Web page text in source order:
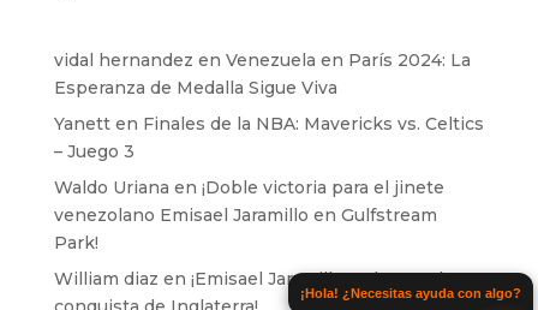
vidal hernandez en Venezuela en París 2024: La
Esperanza de Medalla Sigue Viva
Yanetten Finales de la NBA: Mavericks vs. Celtics
– Juego 3
Waldo Uriana en ¡Doble victoria para el jinete
venezolano Emisael Jaramillo en Gulfstream
Park!
William diaz en ¡Emisael Jaramillo se lanza a la
¡Hola! ¿Necesitas ayuda con algo?